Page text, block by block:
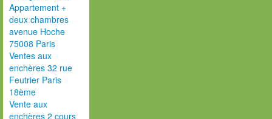
Appartement +
deux chambres
avenue Hoche
75008 Paris
Ventes aux
enchères 32 rue
Feutrier Paris
18ème
Vente aux
enchères 2 cours